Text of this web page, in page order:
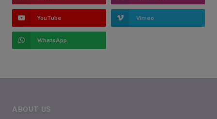
YouTube Vimeo
WhatsApp
ABOUT US